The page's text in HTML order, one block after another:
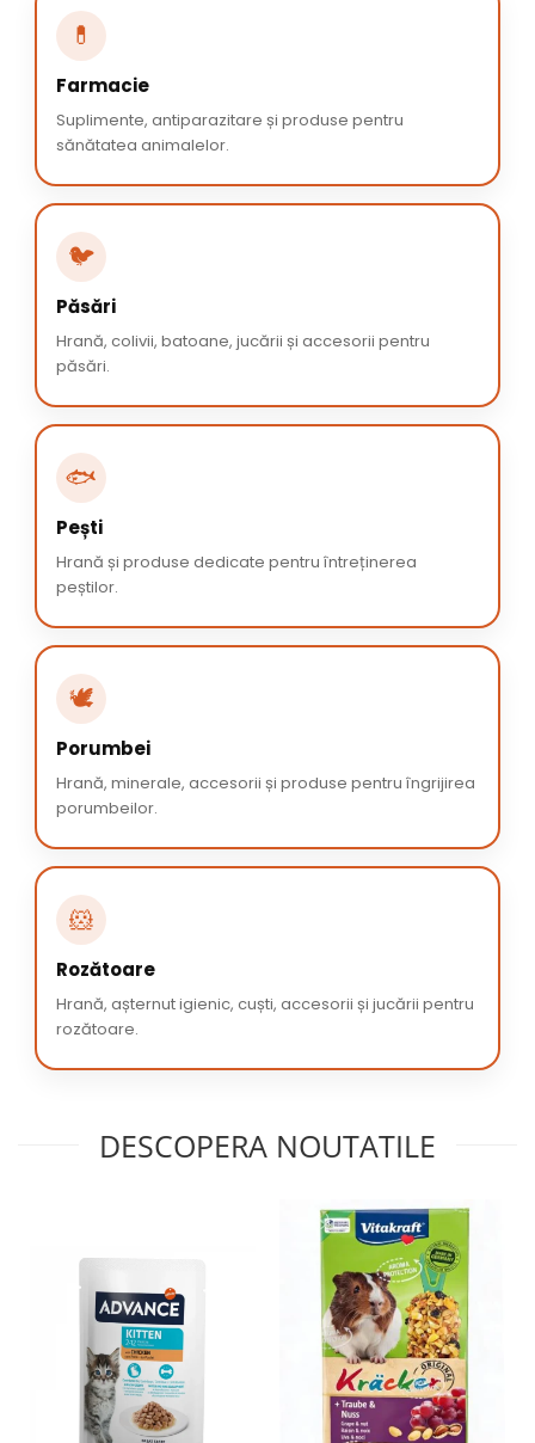
💊
Farmacie
Suplimente, antiparazitare și produse pentru
sănătatea animalelor.
🐦
Păsări
Hrană, colivii, batoane, jucării și accesorii pentru
păsări.
🐟
Pești
Hrană și produse dedicate pentru întreținerea
peștilor.
🕊️
Porumbei
Hrană, minerale, accesorii și produse pentru îngrijirea
porumbeilor.
🐹
Rozătoare
Hrană, așternut igienic, cuști, accesorii și jucării pentru
rozătoare.
DESCOPERA NOUTATILE